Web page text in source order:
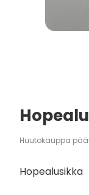
Huutokauppa
Hopealusikka